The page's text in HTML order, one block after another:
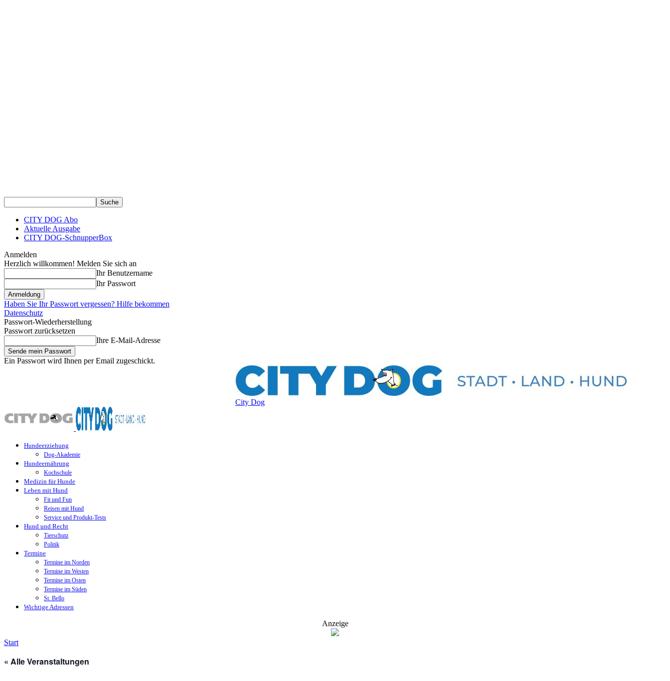
CITY DOG Abo
Aktuelle Ausgabe
CITY DOG-SchnupperBox
Anmelden
Herzlich willkommen! Melden Sie sich an
Ihr Benutzername
Ihr Passwort
Haben Sie Ihr Passwort vergessen? Hilfe bekommen
Datenschutz
Passwort-Wiederherstellung
Passwort zurücksetzen
Ihre E-Mail-Adresse
Ein Passwort wird Ihnen per Email zugeschickt.
City Dog
Hundeerziehung
Dog-Akademie
Hundeernährung
Kochschule
Medizin für Hunde
Leben mit Hund
Fit und Fun
Reisen mit Hund
Service und Produkt-Tests
Hund und Recht
Tierschutz
Politik
Termine
Termine im Norden
Termine im Westen
Termine im Osten
Termine im Süden
St. Bello
Wichtige Adressen
Anzeige
Start
« Alle Veranstaltungen